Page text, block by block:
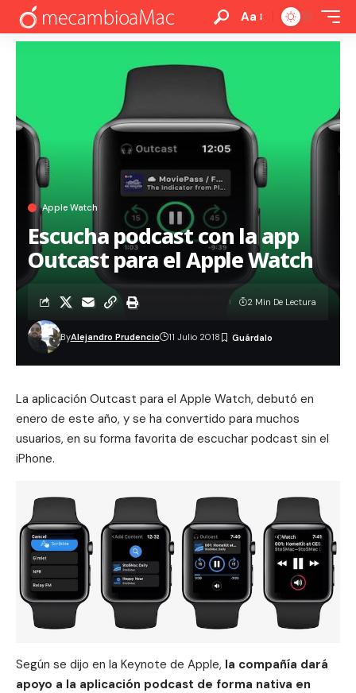
Aa
Apple Watch
Escucha podcast con la app
Outcast para el Apple Watch
ByAlejandro Prudencio 11 Julio 2018
2 Min De Lectura
La aplicación Outcast para el Apple Watch, debutó en
enero de este año, y se ha convertido para muchos
usuarios, en su forma favorita de escuchar podcast sin el
iPhone.
Según se dijo en la Keynote de Apple, la compañía dará
apoyo a la aplicación podcast de forma nativa en